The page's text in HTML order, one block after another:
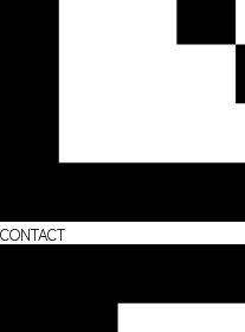
CONTACT